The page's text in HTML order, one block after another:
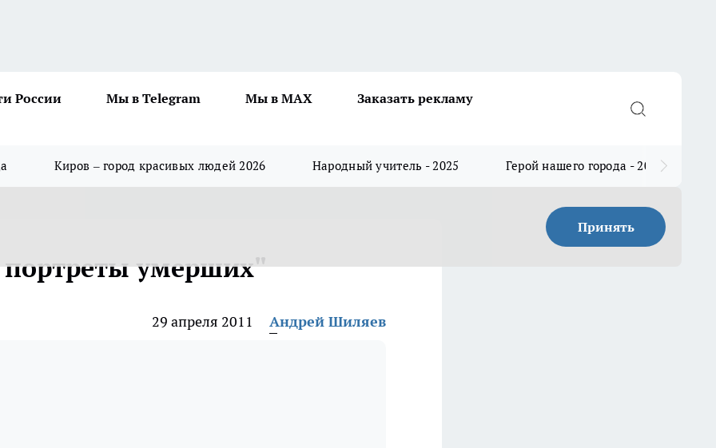
России Мы в Telegram Мы в MAX Заказать рекламу
Киров – город красивых людей 2026 Народный учитель - 2025 Герой нашего города - 2025
Принять
умерших"
29 апреля 2011 Андрей Шиляев